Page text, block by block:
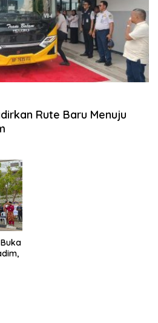
Rute Baru Menuju